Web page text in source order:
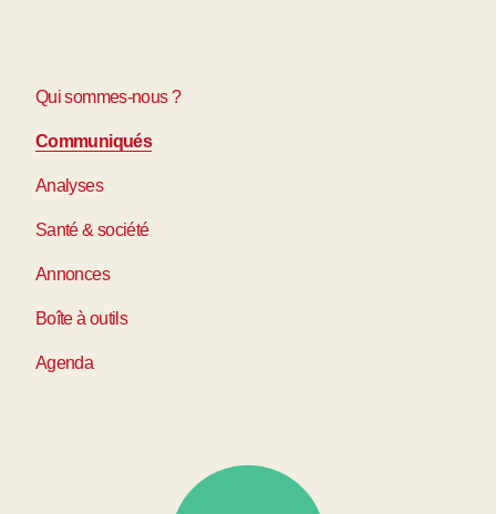
Qui sommes-nous ?
Communiqués
Analyses
Santé & société
Annonces
Boîte à outils
Agenda